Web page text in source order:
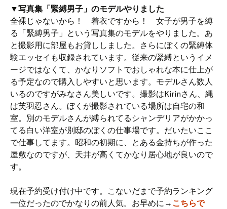
▼写真集「緊縛男子」のモデルやりました
全裸じゃないから！ 着衣ですから！ 女子が男子を縛
る「緊縛男子」という写真集のモデルをやりました。あ
と撮影用に部屋もお貸ししました。さらにぼくの緊縛体
験エッセイも収録されています。従来の緊縛というイメ
ージではなくて、かなりソフトでおしゃれな本に仕上が
る予定なので購入しやすいと思います。モデルさん数人
いるのですがみなさん美しいです。撮影はKirinさん、縄
は芙羽忍さん。ぼくが撮影されている場所は自宅の和
室。別のモデルさんが縛られてるシャンデリアがかかっ
てる白い洋室が別邸のぼくの仕事場です。だいたいここ
で仕事してます。昭和の初期に、とある金持ちが作った
屋敷なのですが、天井が高くてかなり居心地が良いので
す。
現在予約受け付け中です。こないだまで予約ランキング
一位だったのでかなりの前人気。お早めに→ こちらで